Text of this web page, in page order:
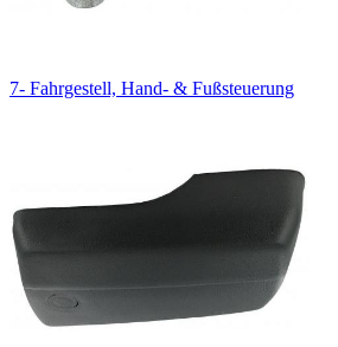
7- Fahrgestell, Hand- & Fußsteuerung